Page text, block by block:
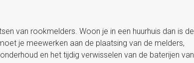
van rookmelders. Woon je in een huurhuis dan is de
je meewerken aan de plaatsing van de melders,
en het tijdig verwisselen van de baterijen van